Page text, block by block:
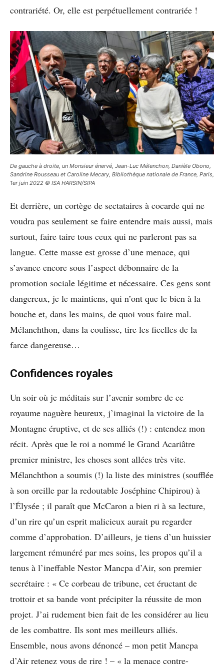
contrariété. Or, elle est perpétuellement contrariée !
De gauche à droite, un Monsieur énervé, Jean-Luc Mélenchon, Danièle Obono,
Sandrine Rousseau et Caroline Mecary, Bibliothèque nationale de France, Paris,
1er juin 2022 © ISA HARSIN/SIPA
Et derrière, un cortège de sectataires à cocarde qui ne
voudra pas seulement se faire entendre mais aussi, mais
surtout, faire taire tous ceux qui ne parleront pas sa
langue. Cette masse est grosse d’une menace, qui
s’avance encore sous l’aspect débonnaire de la
promotion sociale légitime et nécessaire. Ces gens sont
dangereux, je le maintiens, qui n’ont que le bien à la
bouche et, dans les mains, de quoi vous faire mal.
Mélanchthon, dans la coulisse, tire les ficelles de la
farce dangereuse…
Confidences royales
Un soir où je méditais sur l’avenir sombre de ce
royaume naguère heureux, j’imaginai la victoire de la
Montagne éruptive, et de ses alliés (!) : entendez mon
récit. Après que le roi a nommé le Grand Acariâtre
premier ministre, les choses sont allées très vite.
Mélanchthon a soumis (!) la liste des ministres (soufflée
à son oreille par la redoutable Joséphine Chipirou) à
l’Élysée ; il paraît que McCaron a bien ri à sa lecture,
d’un rire qu’un esprit malicieux aurait pu regarder
comme d’approbation. D’ailleurs, je tiens d’un huissier
largement rémunéré par mes soins, les propos qu’il a
tenus à l’ineffable Nestor Mancpa d’Air, son premier
secrétaire : « Ce corbeau de tribune, cet éructant de
trottoir et sa bande vont précipiter la réussite de mon
projet. J’ai rudement bien fait de les considérer au lieu
de les combattre. Ils sont mes meilleurs alliés.
Ensemble, nous avons dénoncé – mon petit Mancpa
d’Air retenez vous de rire ! – « la menace contre-